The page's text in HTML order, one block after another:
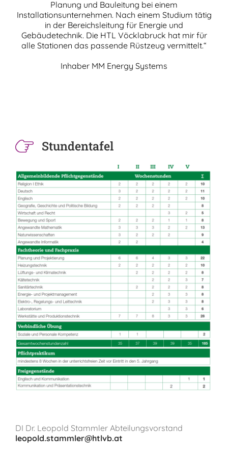
Planung und Bauleitung bei einem
Installationsunternehmen. Nach einem Studium tätig
in der Bereichsleitung für Energie und
Gebäudetechnik. Die HTL Vöcklabruck hat mir für
alle Stationen das passende Rüstzeug vermittelt.“
Inhaber MM Energy Systems
Stundentafel
DI Dr. Leopold Stammler Abteilungsvorstand
leopold.stammler@htlvb.at